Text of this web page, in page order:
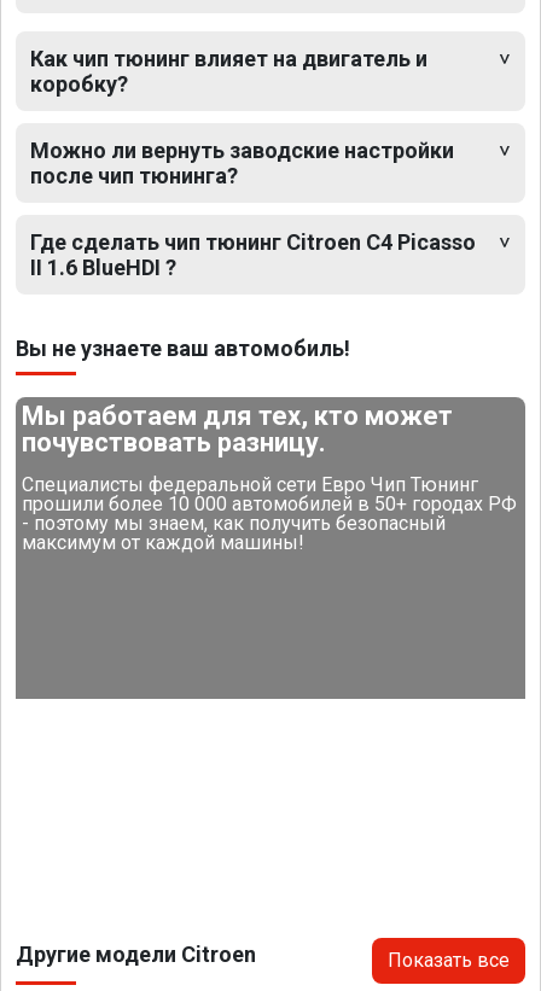
Как чип тюнинг влияет на двигатель и
коробку?
Можно ли вернуть заводские настройки
после чип тюнинга?
Где сделать чип тюнинг Citroen C4 Picasso
II 1.6 BlueHDI ?
Вы не узнаете ваш автомобиль!
Мы работаем для тех, кто может
почувствовать разницу.
Специалисты федеральной сети Евро Чип Тюнинг
прошили более 10 000 автомобилей в 50+ городах РФ
- поэтому мы знаем, как получить безопасный
максимум от каждой машины!
Другие модели Citroen Показать все